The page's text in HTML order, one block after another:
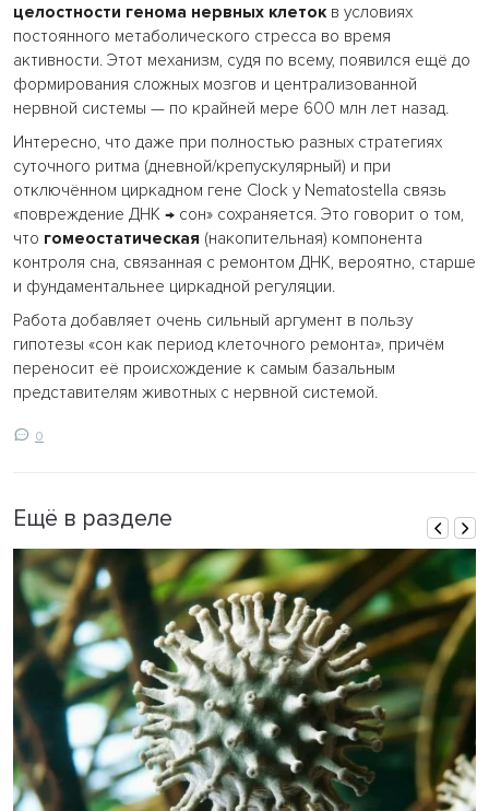
целостности генома нервных клеток в условиях
постоянного метаболического стресса во время
активности. Этот механизм, судя по всему, появился ещё до
формирования сложных мозгов и централизованной
нервной системы — по крайней мере 600 млн лет назад.
Интересно, что даже при полностью разных стратегиях
суточного ритма (дневной/крепускулярный) и при
отключённом циркадном гене Clock у Nematostella связь
«повреждение ДНК → сон» сохраняется. Это говорит о том,
что гомеостатическая (накопительная) компонента
контроля сна, связанная с ремонтом ДНК, вероятно, старше
и фундаментальнее циркадной регуляции.
Работа добавляет очень сильный аргумент в пользу
гипотезы «сон как период клеточного ремонта», причём
переносит её происхождение к самым базальным
представителям животных с нервной системой.
0
Ещё в разделе